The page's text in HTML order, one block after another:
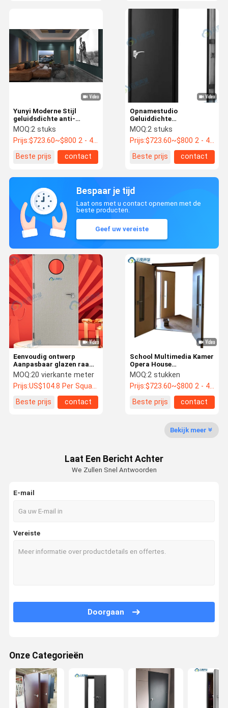
Thuis Producten
Fabriekstoch
Yunyi Moderne Stijl
geluidsdichte anti-
diefstal veilige stalen
binnendeuren
MOQ:2 stuks
Prijs:$723.60~$800 2 - 49 pieces, $638.80 50~$720 99 pieces , 100 - 199 pieces $621.7
Beste prijs
contact
Opnamestudio
Geluiddichte
deurbioscoop Vuurvast
staal OEM-ontwerp
MOQ:2 stuks
Prijs:$723.60~$800 2 - 49 pieces, $638.80 50~$720 99 pieces , 100 - 199 pieces $621.7
Beste prijs
contact
Bespaar je tijd
Laat ons met u contact opnemen met de
beste producten.
Geef uw vereiste
School Multimedia Kamer
Opera House
geluidsdichte ingang
Stalen deur
MOQ:2 stukken
Prijs:$723.60~$800 2 - 49 pieces, $638.80 50~$720 99 pieces , 100 - 199 pieces $621.7
Beste prijs
contact
Eenvoudig ontwerp
Aanpasbaar glazen raam
Grijzige roestvast staal
geluidsdichte deuren
MOQ:20 vierkante meter
Prijs:US$104.8 Per Square Meter
Beste prijs
contact
Bekijk meer
Laat Een Bericht Achter
We Zullen Snel Antwoorden
E-mail
Vereiste
Doorgaan
Onze Categorieën